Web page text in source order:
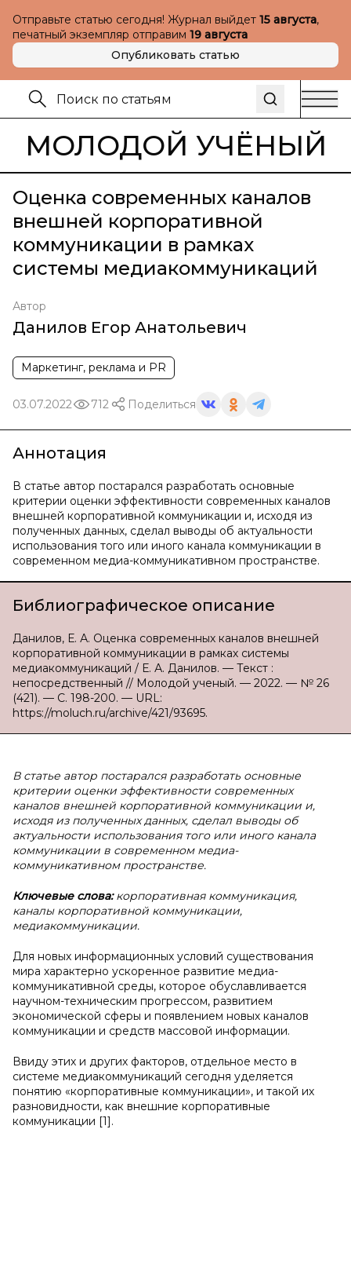
Отправьте статью сегодня! Журнал выйдет 15 августа,
печатный экземпляр отправим 19 августа
Опубликовать статью
МОЛОДОЙ УЧЁНЫЙ
Оценка современных каналов
внешней корпоративной
коммуникации в рамках
системы медиакоммуникаций
Автор
Данилов Егор Анатольевич
Маркетинг, реклама и PR
03.07.2022 712 Поделиться
Аннотация
В статье автор постарался разработать основные
критерии оценки эффективности современных каналов
внешней корпоративной коммуникации и, исходя из
полученных данных, сделал выводы об актуальности
использования того или иного канала коммуникации в
современном медиа-коммуникативном пространстве.
Библиографическое описание
Данилов, Е. А. Оценка современных каналов внешней
корпоративной коммуникации в рамках системы
медиакоммуникаций / Е. А. Данилов. — Текст :
непосредственный // Молодой ученый. — 2022. — № 26
(421). — С. 198-200. — URL:
https://moluch.ru/archive/421/93695.
В статье автор постарался разработать основные
критерии оценки эффективности современных
каналов внешней корпоративной коммуникации и,
исходя из полученных данных, сделал выводы об
актуальности использования того или иного канала
коммуникации в современном медиа-
коммуникативном пространстве.
Ключевые слова:корпоративная коммуникация,
каналы корпоративной коммуникации,
медиакоммуникации.
Для новых информационных условий существования
мира характерно ускоренное развитие медиа-
коммуникативной среды, которое обуславливается
научном-техническим прогрессом, развитием
экономической сферы и появлением новых каналов
коммуникации и средств массовой информации.
Ввиду этих и других факторов, отдельное место в
системе медиакоммуникаций сегодня уделяется
понятию «корпоративные коммуникации», и такой их
разновидности, как внешние корпоративные
коммуникации [1].